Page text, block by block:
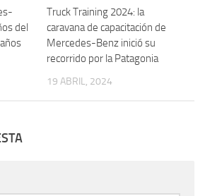
del
Truck Training 2024: la
caravana de capacitación de
Mercedes-Benz inició su
recorrido por la Patagonia
19 ABRIL, 2024